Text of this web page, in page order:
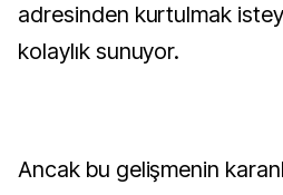
adresinden kurtulmak
kolaylık sunuyor.
Ancak bu gelişmenin